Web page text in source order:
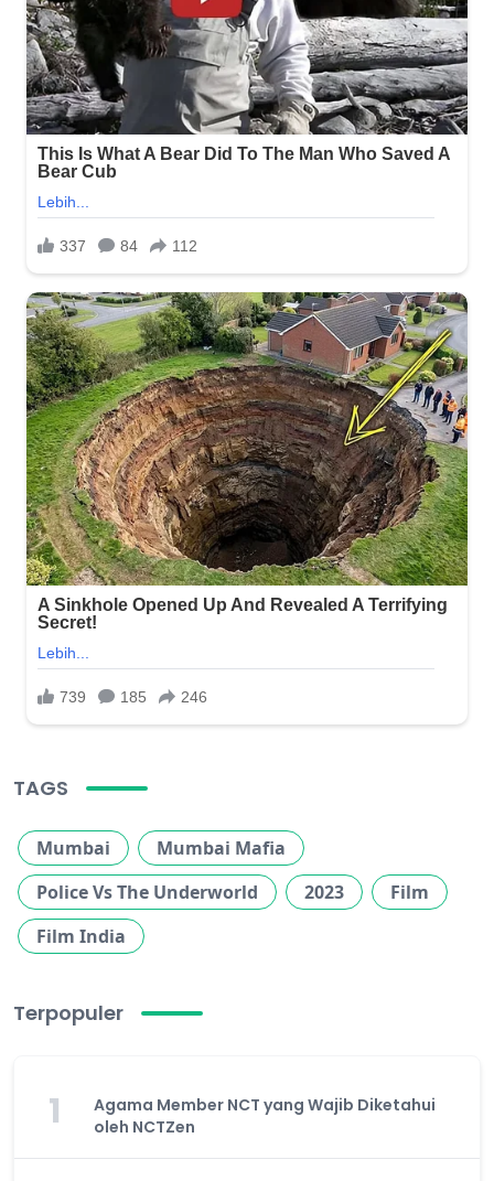
TAGS
Mumbai
Mumbai Mafia
Police Vs The Underworld
2023
Film
Film India
Terpopuler
1
Agama Member NCT yang Wajib Diketahui
oleh NCTZen